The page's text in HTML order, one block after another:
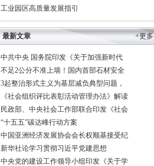
工业园区高质量发展指引
+更多
最新文章
中共中央 国务院印发《关于加强新时代
不足2公分不准上墙！国内首部石材安全
3起整治形式主义为基层减负典型问题，
《社会组织评比表彰活动管理办法》解读
民政部、中央社会工作部联合印发《社会
“十五五”碳达峰行动方案
中国亚洲经济发展协会会长权顺基接受纪
新华社论学习贯彻习近平党建思想
中央党的建设工作领导小组印发《关于学